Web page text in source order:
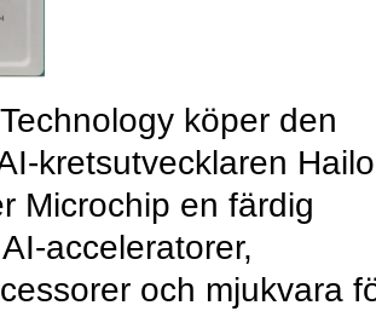
köper den
kretsutvecklaren
Microchip en färdig
acceleratorer,
och mjukvara